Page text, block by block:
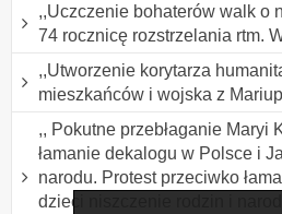
,,Uczczenie bohaterów walk o
74 rocznicę rozstrzelania rtm.
,,Utworzenie korytarza
mieszkańców i wojska z
,, Pokutne przebłaganie Maryi
łamanie dekalogu w Polsce i
narodu. Protest przeciwko
dzieci niszczenie rodzin i